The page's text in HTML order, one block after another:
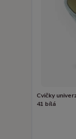
Cvičky
41 bílá